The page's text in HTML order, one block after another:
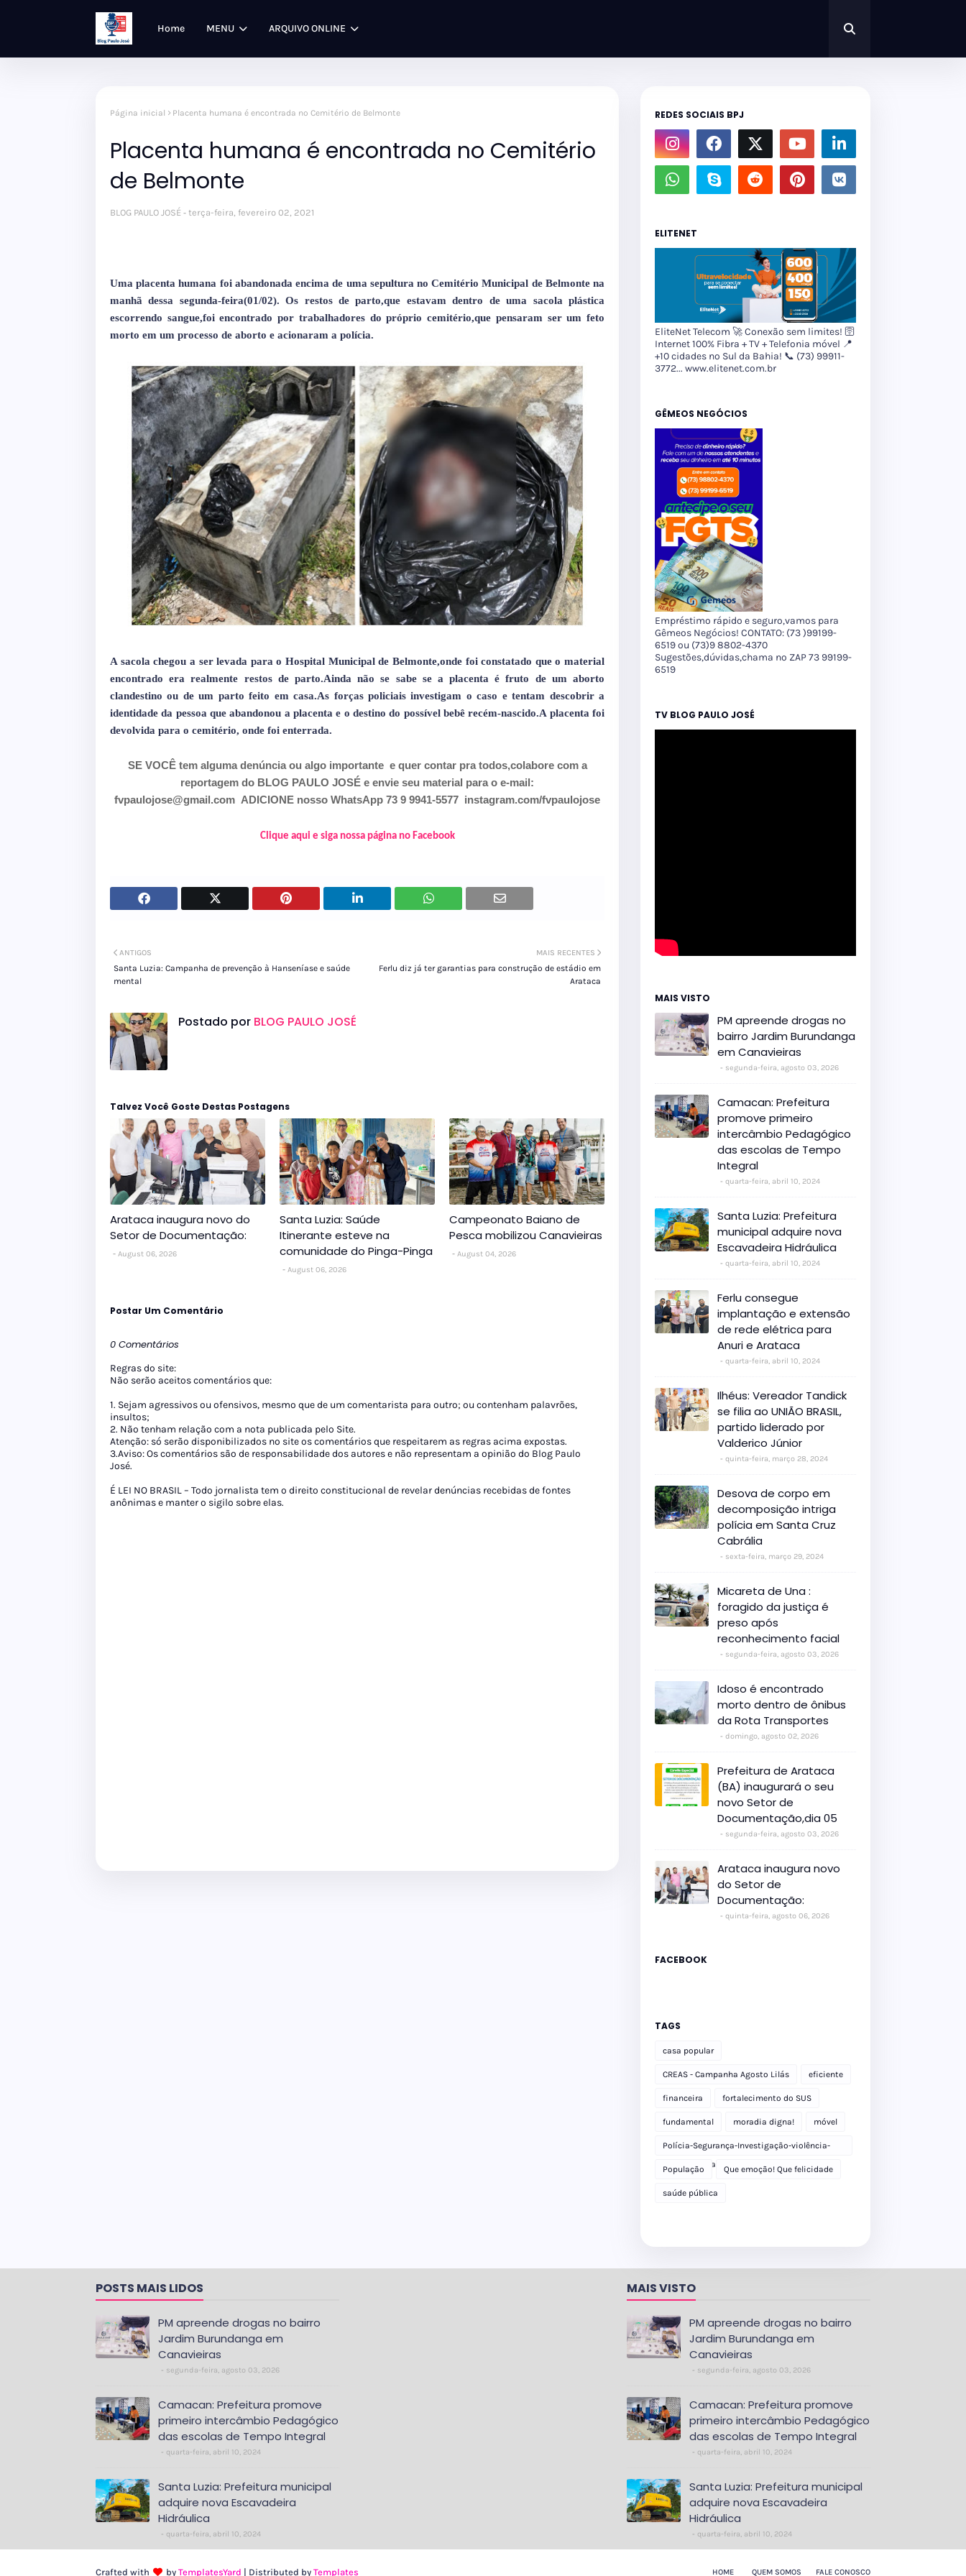
Home MENU ARQUIVO ONLINE
Página inicial Placenta humana é encontrada no Cemitério de Belmonte
Placenta humana é encontrada no Cemitério
de Belmonte
BLOG PAULO JOSÉ terça-feira, fevereiro 02, 2021
Uma placenta humana foi abandonada encima de uma sepultura no Cemitério Municipal de Belmonte na
manhã dessa segunda-feira(01/02). Os restos de parto,que estavam dentro de uma sacola plástica
escorrendo sangue,foi encontrado por trabalhadores do próprio cemitério,que pensaram ser um feto
morto em um processo de aborto e acionaram a polícia.
A sacola chegou a ser levada para o Hospital Municipal de Belmonte,onde foi constatado que o material
encontrado era realmente restos de parto.Ainda não se sabe se a placenta é fruto de um aborto
clandestino ou de um parto feito em casa.As forças policiais investigam o caso e tentam descobrir a
identidade da pessoa que abandonou a placenta e o destino do possível bebê recém-nascido.A placenta foi
devolvida para o cemitério, onde foi enterrada.
SE VOCÊ tem alguma denúncia ou algo importante e quer contar pra todos,colabore com a
reportagem do BLOG PAULO JOSÉ e envie seu material para o e-mail:
fvpaulojose@gmail.com ADICIONE nosso WhatsApp 73 9 9941-5577 instagram.com/fvpaulojose
Clique aqui e siga nossa página no Facebook
MAIS RECENTES
Ferlu diz já ter garantias para construção de estádio em
Arataca
ANTIGOS
Santa Luzia: Campanha de prevenção à Hanseníase e saúde
mental
Postado por BLOG PAULO JOSÉ
Talvez Você Goste Destas Postagens
Arataca inaugura novo do
Setor de Documentação:
August 06, 2026
Santa Luzia: Saúde
Itinerante esteve na
comunidade do Pinga-Pinga
August 06, 2026
Campeonato Baiano de
Pesca mobilizou Canavieiras
August 04, 2026
Postar Um Comentário
0 Comentários
Regras do site:
Não serão aceitos comentários que:
1. Sejam agressivos ou ofensivos, mesmo que de um comentarista para outro; ou contenham palavrões,
insultos;
2. Não tenham relação com a nota publicada pelo Site.
Atenção: só serão disponibilizados no site os comentários que respeitarem as regras acima expostas.
3.Aviso: Os comentários são de responsabilidade dos autores e não representam a opinião do Blog Paulo
José.
É LEI NO BRASIL – Todo jornalista tem o direito constitucional de revelar denúncias recebidas de fontes
anônimas e manter o sigilo sobre elas.
REDES SOCIAIS BPJ
ELITENET
EliteNet Telecom 🚀 Conexão sem limites! 🛜
Internet 100% Fibra + TV + Telefonia móvel 📍
+10 cidades no Sul da Bahia! 📞 (73) 99911-
3772... www.elitenet.com.br
GÊMEOS NEGÓCIOS
Empréstimo rápido e seguro,vamos para
Gêmeos Negócios! CONTATO: (73 )99199-
6519 ou (73)9 8802-4370
Sugestões,dúvidas,chama no ZAP 73 99199-
6519
TV BLOG PAULO JOSÉ
MAIS VISTO
PM apreende drogas no
bairro Jardim Burundanga
em Canavieiras
segunda-feira, agosto 03, 2026
Camacan: Prefeitura
promove primeiro
intercâmbio Pedagógico
das escolas de Tempo
Integral
quarta-feira, abril 10, 2024
Santa Luzia: Prefeitura
municipal adquire nova
Escavadeira Hidráulica
quarta-feira, abril 10, 2024
Ferlu consegue
implantação e extensão
de rede elétrica para
Anuri e Arataca
quarta-feira, abril 10, 2024
Ilhéus: Vereador Tandick
se filia ao UNIÃO BRASIL,
partido liderado por
Valderico Júnior
quinta-feira, março 28, 2024
Desova de corpo em
decomposição intriga
polícia em Santa Cruz
Cabrália
sexta-feira, março 29, 2024
Micareta de Una :
foragido da justiça é
preso após
reconhecimento facial
segunda-feira, agosto 03, 2026
Idoso é encontrado
morto dentro de ônibus
da Rota Transportes
domingo, agosto 02, 2026
Prefeitura de Arataca
(BA) inaugurará o seu
novo Setor de
Documentação,dia 05
segunda-feira, agosto 03, 2026
Arataca inaugura novo
do Setor de
Documentação:
quinta-feira, agosto 06, 2026
FACEBOOK
TAGS
casa popular
CREAS - Campanha Agosto Lilás eficiente
financeira fortalecimento do SUS
fundamental moradia digna! móvel
Polícia-Segurança-Investigação-violência-
Polícia Militar-delegacia
População Que emoção! Que felicidade
saúde pública
POSTS MAIS LIDOS
PM apreende drogas no bairro
Jardim Burundanga em
Canavieiras
segunda-feira, agosto 03, 2026
Camacan: Prefeitura promove
primeiro intercâmbio Pedagógico
das escolas de Tempo Integral
quarta-feira, abril 10, 2024
Santa Luzia: Prefeitura municipal
adquire nova Escavadeira
Hidráulica
quarta-feira, abril 10, 2024
MAIS VISTO
PM apreende drogas no bairro
Jardim Burundanga em
Canavieiras
segunda-feira, agosto 03, 2026
Camacan: Prefeitura promove
primeiro intercâmbio Pedagógico
das escolas de Tempo Integral
quarta-feira, abril 10, 2024
Santa Luzia: Prefeitura municipal
adquire nova Escavadeira
Hidráulica
quarta-feira, abril 10, 2024
HOME QUEM SOMOS FALE CONOSCO
Crafted with by TemplatesYard | Distributed by Templates